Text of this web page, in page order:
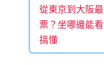
從東京到大阪
票？坐哪邊能
搞懂